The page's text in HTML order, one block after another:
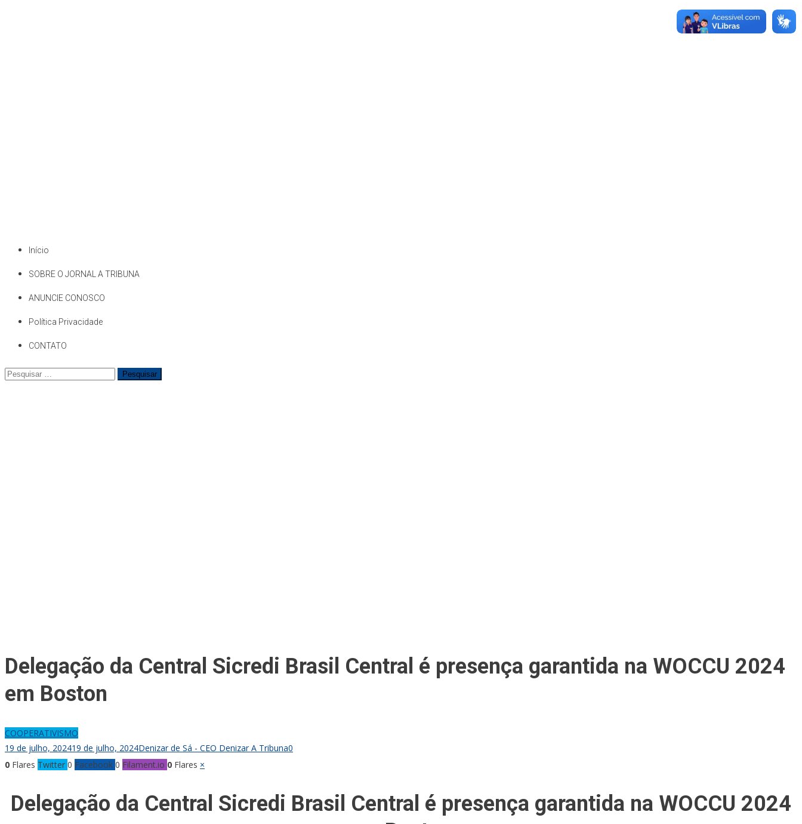
Início
SOBRE O JORNAL A TRIBUNA
ANUNCIE CONOSCO
Política Privacidade
CONTATO
Pesquisar
Delegação da Central Sicredi Brasil Central é presença garantida na WOCCU 2024
em Boston
COOPERATIVISMO
19 de julho, 202419 de julho, 2024Denizar de Sá - CEO Denizar A Tribuna0
0 Flares Twitter 0 Facebook 0 Filament.io 0 Flares ×
Delegação da Central Sicredi Brasil Central é presença garantida na WOCCU 2024